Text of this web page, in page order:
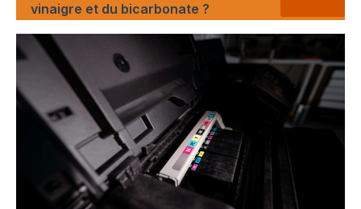
vinaigre et du bicarbonate ?